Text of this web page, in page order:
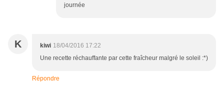
journée
K kiwi 18/04/2016 17:22
Une recette réchauffante par cette fraîcheur malgré le soleil :*)
Répondre